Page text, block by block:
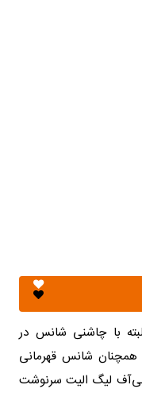
با چاشنی شانس در
شانس قهرمانی
لیگ الیت سرنوشت